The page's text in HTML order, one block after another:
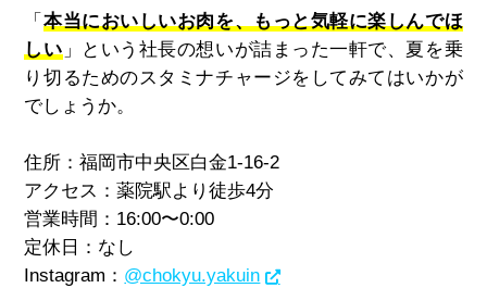
「 本当においしいお肉を、もっと気軽に楽しんでほ
しい」という社長の想いが詰まった一軒で、夏を乗
り切るためのスタミナチャージをしてみてはいかが
でしょうか。
住所：福岡市中央区白金1-16-2
アクセス：薬院駅より徒歩4分
営業時間：16:00〜0:00
定休日：なし
Instagram： @chokyu.yakuin